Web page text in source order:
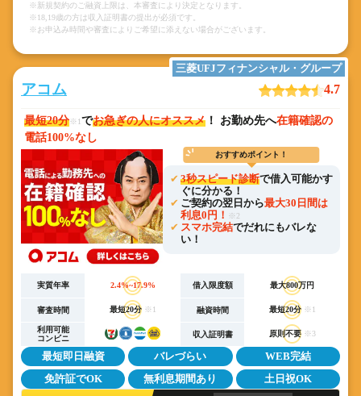
※新規契約のご融資上限は、本審査により決定となります。
※18,19歳の方は収入証明書の提出が必須です。
※お申込み時間や審査によりご希望に添えない場合がございます。
三菱UFJフィナンシャル・グループ
アコム 4.7
最短20分※1でお急ぎの人にオススメ ！ お勤め先へ在籍確認の
電話100%なし
おすすめポイント！
3秒スピード診断で借入可能かす
ぐに分かる！
ご契約の翌日から最大30日間は
利息0円！ ※2
スマホ完結でだれにもバレな
い！
実質年率 2.4%~17.9% 借入限度額 最大800万円
審査時間 最短20分 ※1 融資時間 最短20分 ※1
利用可能
コンビニ
収入証明書 原則不要 ※3
最短即日融資 バレづらい
WEB完結
免許証でOK
無利息期間あり 土日祝OK